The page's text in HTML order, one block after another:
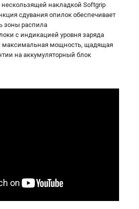
нескользящей накладкой Softgrip
сдувания опилок обеспечивает
зоны распила
с индикацией уровня заряда
максимальная мощность, щадящая
на аккумуляторный блок